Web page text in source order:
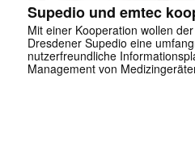
Supedio und emtec
Mit einer Kooperation wollen
Dresdener Supedio eine
nutzerfreundliche
Management von